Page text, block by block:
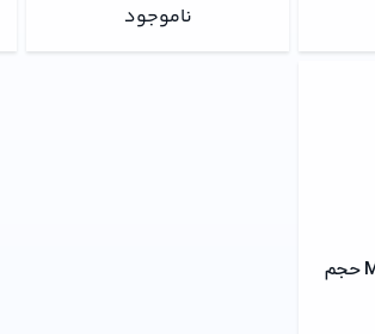
ناموجود
کرم پودر Make Me Matt حجم